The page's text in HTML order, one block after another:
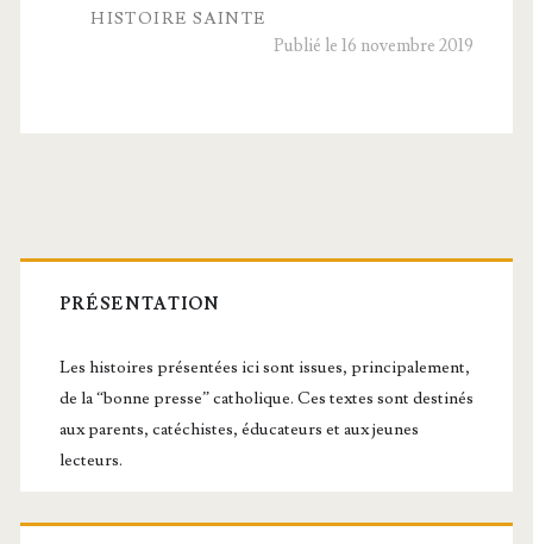
Images
HISTOIRE SAINTE
Publié le 16 novembre 2019
Barre
latérale
principale
PRÉSENTATION
Les histoires présentées ici sont issues, principalement,
de la “bonne presse” catholique. Ces textes sont destinés
aux parents, catéchistes, éducateurs et aux jeunes
lecteurs.